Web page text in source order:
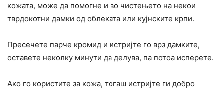
кожата, може да помогне и во чистењето на некои
тврдокотни дамки од облеката или кујнските крпи.
Пресечете парче кромид и истријте го врз дамките,
оставете неколку минути да делува, па потоа исперете.
Ако го користите за кожа, тогаш истријте ги добро